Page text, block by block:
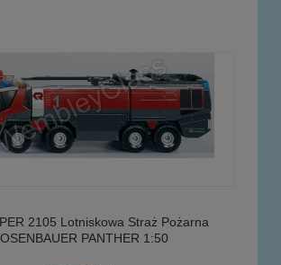
2105 Lotniskowa Straż Pożarna
PANTHER 1:50